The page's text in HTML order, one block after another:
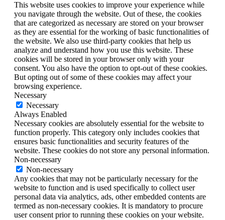
This website uses cookies to improve your experience while
you navigate through the website. Out of these, the cookies
that are categorized as necessary are stored on your browser
as they are essential for the working of basic functionalities of
the website. We also use third-party cookies that help us
analyze and understand how you use this website. These
cookies will be stored in your browser only with your
consent. You also have the option to opt-out of these cookies.
But opting out of some of these cookies may affect your
browsing experience.
Necessary
Necessary
Always Enabled
Necessary cookies are absolutely essential for the website to
function properly. This category only includes cookies that
ensures basic functionalities and security features of the
website. These cookies do not store any personal information.
Non-necessary
Non-necessary
Any cookies that may not be particularly necessary for the
website to function and is used specifically to collect user
personal data via analytics, ads, other embedded contents are
termed as non-necessary cookies. It is mandatory to procure
user consent prior to running these cookies on your website.